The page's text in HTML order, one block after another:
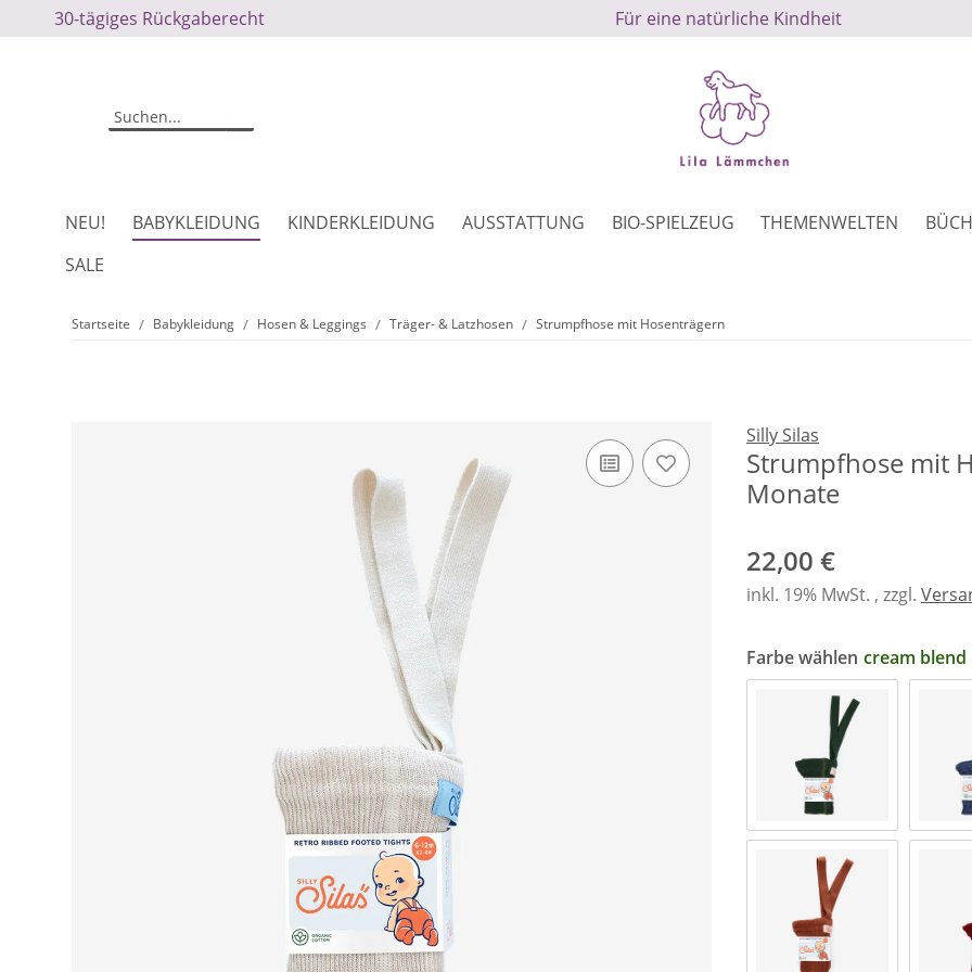
30-tägiges Rückgaberecht Für eine natürliche Kindheit
NEU! BABYKLEIDUNG KINDERKLEIDUNG AUSSTATTUNG BIO-SPIELZEUG THEMENWELTEN
SALE
Startseite Babykleidung Hosen & Leggings Träger- & Latzhosen Strumpfhose mit Hosenträgern
Silly Silas
Strumpfhose mit
Monate
22,00 €
inkl. 19% MwSt. , zzgl.
Farbe wählen cream blend